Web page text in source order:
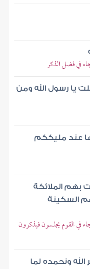
في فضل الذكر
قلت يا رسول الله ومن
عند مليككم
بهم الملائكة
السكينة
في القوم يجلسون فيذكرون
ونحمده لما